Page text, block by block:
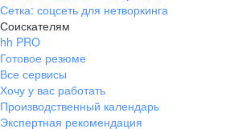
Сетка: соцсеть для нетворкинга
Соискателям
hh PRO
Готовое резюме
Все сервисы
Хочу у вас работать
Производственный календарь
Экспертная рекомендация